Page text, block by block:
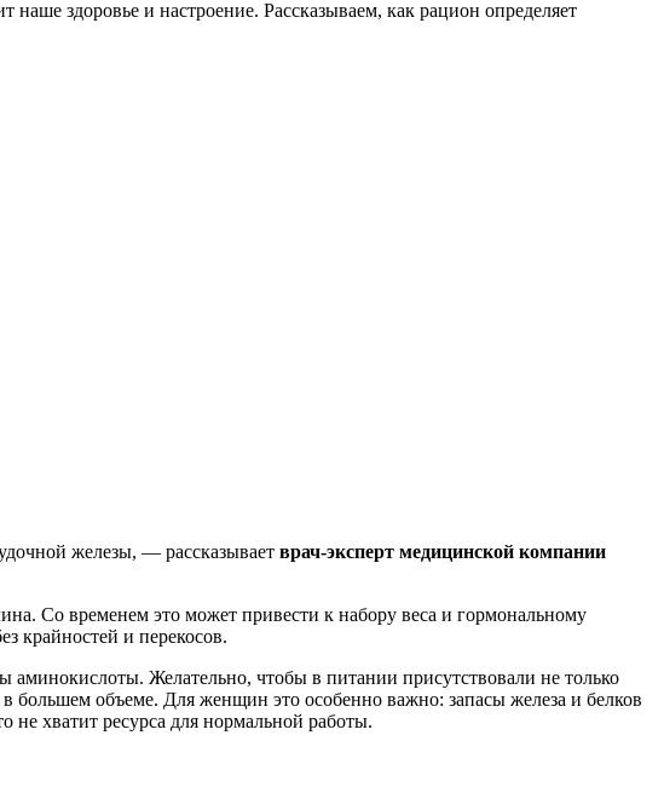
здоровье и настроение. Рассказываем, как рацион определяет
железы, — рассказывает врач-эксперт медицинской компании
Со временем это может привести к набору веса и гормональному
крайностей и перекосов.
Желательно, чтобы в питании присутствовали не только
объеме. Для женщин это особенно важно: запасы железа и белков
не хватит ресурса для нормальной работы.